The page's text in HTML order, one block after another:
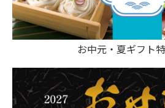
お中元・夏ギフト